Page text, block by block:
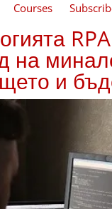
Courses
на
и